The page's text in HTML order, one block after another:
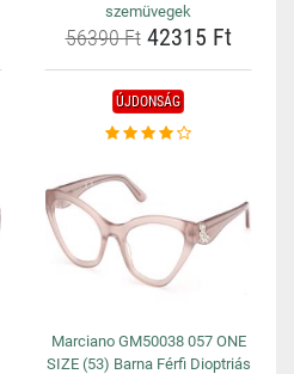
szemüvegek
56390 Ft42315 Ft
ÚJDONSÁG
Marciano GM50038 057 ONE
SIZE (53) Barna Férfi Dioptriás